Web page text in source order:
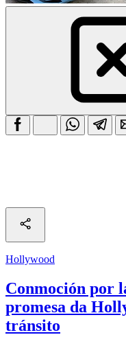
Hollywood
Conmoción por
promesa da
tránsito